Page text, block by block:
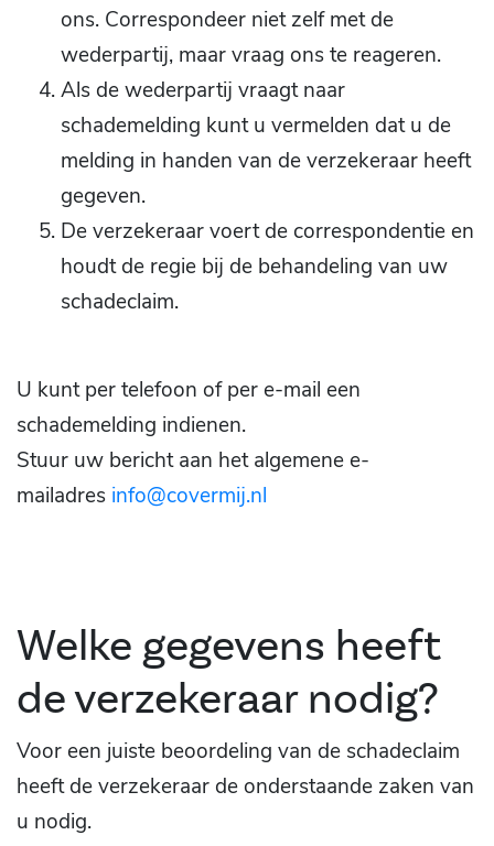
ons. Correspondeer niet zelf met de
wederpartij, maar vraag ons te reageren.
Als de wederpartij vraagt naar
schademelding kunt u vermelden dat u de
melding in handen van de verzekeraar heeft
gegeven.
De verzekeraar voert de correspondentie en
houdt de regie bij de behandeling van uw
schadeclaim.
U kunt per telefoon of per e-mail een
schademelding indienen.
Stuur uw bericht aan het algemene e-
mailadres info@covermij.nl
Welke gegevens heeft
de verzekeraar nodig?
Voor een juiste beoordeling van de schadeclaim
heeft de verzekeraar de onderstaande zaken van
u nodig.